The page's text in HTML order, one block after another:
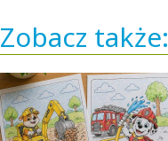
Zobacz także: